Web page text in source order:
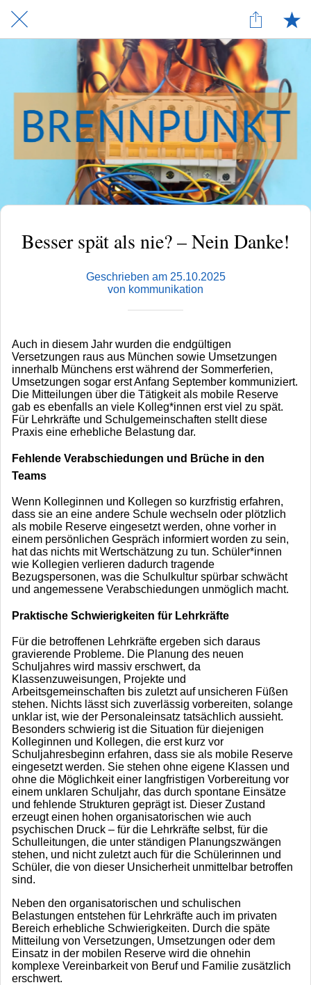
Besser spät als nie? – Nein Danke!
Geschrieben am 25.10.2025
von kommunikation
Auch in diesem Jahr wurden die endgültigen
Versetzungen raus aus München sowie Umsetzungen
innerhalb Münchens erst während der Sommerferien,
Umsetzungen sogar erst Anfang September kommuniziert.
Die Mitteilungen über die Tätigkeit als mobile Reserve
gab es ebenfalls an viele Kolleg*innen erst viel zu spät.
Für Lehrkräfte und Schulgemeinschaften stellt diese
Praxis eine erhebliche Belastung dar.
Fehlende Verabschiedungen und Brüche in den
Teams
Wenn Kolleginnen und Kollegen so kurzfristig erfahren,
dass sie an eine andere Schule wechseln oder plötzlich
als mobile Reserve eingesetzt werden, ohne vorher in
einem persönlichen Gespräch informiert worden zu sein,
hat das nichts mit Wertschätzung zu tun. Schüler*innen
wie Kollegien verlieren dadurch tragende
Bezugspersonen, was die Schulkultur spürbar schwächt
und angemessene Verabschiedungen unmöglich macht.
Praktische Schwierigkeiten für Lehrkräfte
Für die betroffenen Lehrkräfte ergeben sich daraus
gravierende Probleme. Die Planung des neuen
Schuljahres wird massiv erschwert, da
Klassenzuweisungen, Projekte und
Arbeitsgemeinschaften bis zuletzt auf unsicheren Füßen
stehen. Nichts lässt sich zuverlässig vorbereiten, solange
unklar ist, wie der Personaleinsatz tatsächlich aussieht.
Besonders schwierig ist die Situation für diejenigen
Kolleginnen und Kollegen, die erst kurz vor
Schuljahresbeginn erfahren, dass sie als mobile Reserve
eingesetzt werden. Sie stehen ohne eigene Klassen und
ohne die Möglichkeit einer langfristigen Vorbereitung vor
einem unklaren Schuljahr, das durch spontane Einsätze
und fehlende Strukturen geprägt ist. Dieser Zustand
erzeugt einen hohen organisatorischen wie auch
psychischen Druck – für die Lehrkräfte selbst, für die
Schulleitungen, die unter ständigen Planungszwängen
stehen, und nicht zuletzt auch für die Schülerinnen und
Schüler, die von dieser Unsicherheit unmittelbar betroffen
sind.
Neben den organisatorischen und schulischen
Belastungen entstehen für Lehrkräfte auch im privaten
Bereich erhebliche Schwierigkeiten. Durch die späte
Mitteilung von Versetzungen, Umsetzungen oder dem
Einsatz in der mobilen Reserve wird die ohnehin
komplexe Vereinbarkeit von Beruf und Familie zusätzlich
erschwert.